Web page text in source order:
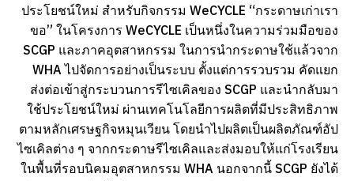
ประโยชน์ใหม่ สำหรับกิจกรรม WeCYCLE “กระดาษเก่าเรา
ขอ” ในโครงการ WeCYCLE เป็นหนึ่งในความร่วมมือของ
SCGP และภาคอุตสาหกรรม ในการนำกระดาษใช้แล้วจาก
WHA ไปจัดการอย่างเป็นระบบ ตั้งแต่การรวบรวม คัดแยก
ส่งต่อเข้าสู่กระบวนการรีไซเคิลของ SCGP และนำกลับมา
ใช้ประโยชน์ใหม่ ผ่านเทคโนโลยีการผลิตที่มีประสิทธิภาพ
ตามหลักเศรษฐกิจหมุนเวียน โดยนำไปผลิตเป็นผลิตภัณฑ์อัป
ไซเคิลต่าง ๆ จากกระดาษรีไซเคิลและส่งมอบให้แก่โรงเรียน
ในพื้นที่รอบนิคมอุตสาหกรรม WHA นอกจากนี้ SCGP ยังได้